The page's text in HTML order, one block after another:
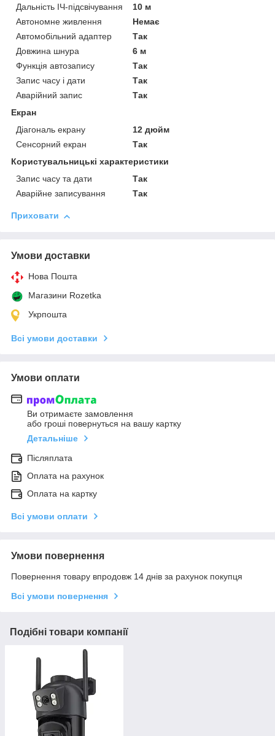
Дальність ІЧ-підсвічування
10 м
Автономне живлення
Немає
Автомобільний адаптер
Так
Довжина шнура
6 м
Функція автозапису
Так
Запис часу і дати
Так
Аварійний запис
Так
Екран
Діагональ екрану
12 дюйм
Сенсорний екран
Так
Користувальницькі характеристики
Запис часу та дати
Так
Аварійне записування
Так
Приховати
Умови доставки
Нова Пошта
Магазини Rozetka
Укрпошта
Всі умови доставки
Умови оплати
Ви отримаєте замовлення
або гроші повернуться на вашу картку
Детальніше
Післяплата
Оплата на рахунок
Оплата на картку
Всі умови оплати
Умови повернення
Повернення товару впродовж 14 днів за рахунок покупця
Всі умови повернення
Подібні товари компанії